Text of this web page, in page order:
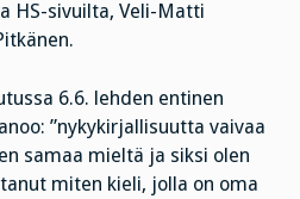
HS-sivuilta, Veli-Matti
6.6. lehden entinen
”nykykirjallisuutta vaivaa
samaa mieltä ja siksi olen
miten kieli, jolla on oma